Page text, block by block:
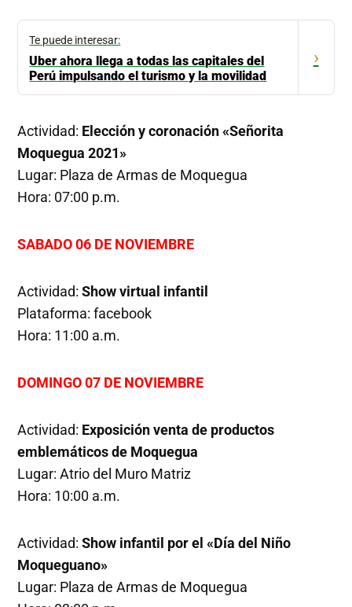
Te puede interesar:
Uber ahora llega a todas las capitales del
Perú impulsando el turismo y la movilidad
›
Actividad: Elección y coronación «Señorita
Moquegua 2021»
Lugar: Plaza de Armas de Moquegua
Hora: 07:00 p.m.
SABADO 06 DE NOVIEMBRE
Actividad:Show virtual infantil
Plataforma: facebook
Hora: 11:00 a.m.
DOMINGO 07 DE NOVIEMBRE
Actividad: Exposición venta de productos
emblemáticos de Moquegua
Lugar: Atrio del Muro Matriz
Hora: 10:00 a.m.
Actividad: Show infantil por el «Día del Niño
Moqueguano»
Lugar: Plaza de Armas de Moquegua